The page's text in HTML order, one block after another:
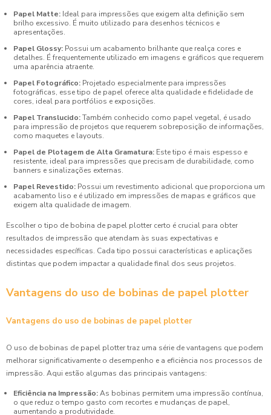
Papel Matte: Ideal para impressões que exigem alta definição sem
brilho excessivo. É muito utilizado para desenhos técnicos e
apresentações.
Papel Glossy: Possui um acabamento brilhante que realça cores e
detalhes. É frequentemente utilizado em imagens e gráficos que requerem
uma aparência atraente.
Papel Fotográfico: Projetado especialmente para impressões
fotográficas, esse tipo de papel oferece alta qualidade e fidelidade de
cores, ideal para portfólios e exposições.
Papel Translucido:Também conhecido como papel vegetal, é usado
para impressão de projetos que requerem sobreposição de informações,
como maquetes e layouts.
Papel de Plotagem de Alta Gramatura: Este tipo é mais espesso e
resistente, ideal para impressões que precisam de durabilidade, como
banners e sinalizações externas.
Papel Revestido: Possui um revestimento adicional que proporciona um
acabamento liso e é utilizado em impressões de mapas e gráficos que
exigem alta qualidade de imagem.
Escolher o tipo de bobina de papel plotter certo é crucial para obter
resultados de impressão que atendam às suas expectativas e
necessidades específicas. Cada tipo possui características e aplicações
distintas que podem impactar a qualidade final dos seus projetos.
Vantagens do uso de bobinas de papel plotter
Vantagens do uso de bobinas de papel plotter
O uso de bobinas de papel plotter traz uma série de vantagens que podem
melhorar significativamente o desempenho e a eficiência nos processos de
impressão. Aqui estão algumas das principais vantagens:
Eficiência na Impressão:As bobinas permitem uma impressão contínua,
o que reduz o tempo gasto com recortes e mudanças de papel,
aumentando a produtividade.